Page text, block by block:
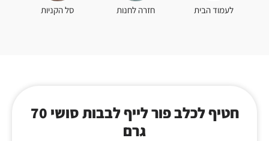
לעמוד הבית חזרה לחנות סל הקניות
חטיף לכלב פור לייף לבבות סושי 70
גרם